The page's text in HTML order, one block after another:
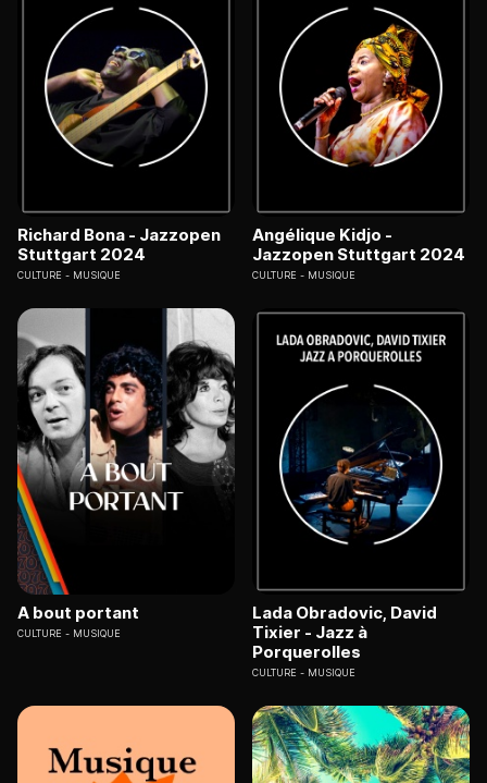
Richard Bona - Jazzopen
Stuttgart 2024
CULTURE MUSIQUE
Angélique Kidjo -
Jazzopen Stuttgart 2024
CULTURE MUSIQUE
A bout portant
CULTURE MUSIQUE
Lada Obradovic, David
Tixier - Jazz à
Porquerolles
CULTURE MUSIQUE